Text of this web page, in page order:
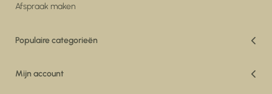
Afspraak maken
Populaire categorieën
Woonkamer
Mijn account